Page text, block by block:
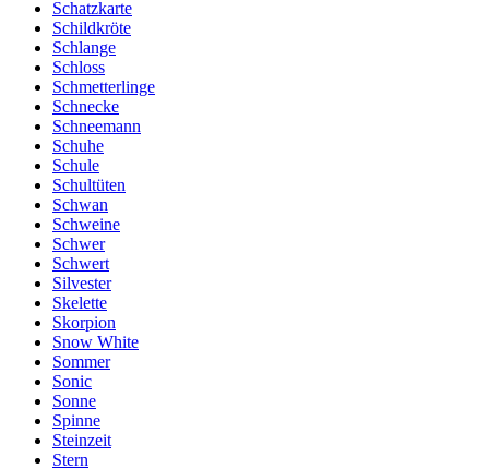
Schatzkarte
Schildkröte
Schlange
Schloss
Schmetterlinge
Schnecke
Schneemann
Schuhe
Schule
Schultüten
Schwan
Schweine
Schwer
Schwert
Silvester
Skelette
Skorpion
Snow White
Sommer
Sonic
Sonne
Spinne
Steinzeit
Stern